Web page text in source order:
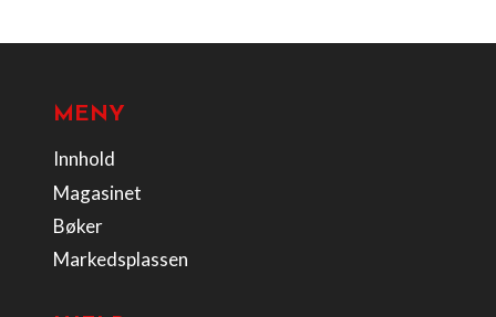
MENY
Innhold
Magasinet
Bøker
Markedsplassen